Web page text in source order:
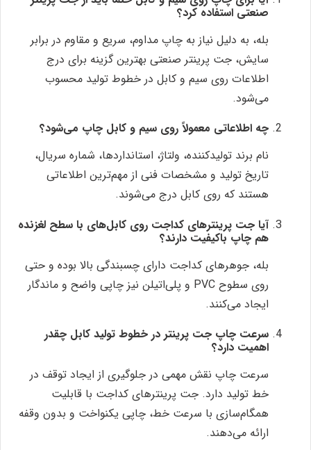
صنعتی استفاده کرد؟
بله، به دلیل نیاز به چاپ مداوم، سریع و مقاوم در برابر
سایش، جت پرینتر صنعتی بهترین گزینه برای درج
اطلاعات روی سیم و کابل در خطوط تولید محسوب
می‌شود.
چه اطلاعاتی معمولاً روی سیم و کابل چاپ می‌شود؟
نام برند تولیدکننده، ولتاژ، استانداردها، شماره سریال،
تاریخ تولید و مشخصات فنی از مهم‌ترین اطلاعاتی
هستند که روی کابل درج می‌شوند.
آیا جت پرینترهای کداجت روی کابل‌های با سطح لغزنده
هم چاپ باکیفیت دارند؟
بله، جوهرهای کداجت دارای چسبندگی بالا بوده و حتی
روی سطوح PVC و پلی‌اتیلن نیز چاپی واضح و ماندگار
ایجاد می‌کنند.
سرعت چاپ جت پرینتر در خطوط تولید کابل چقدر
اهمیت دارد؟
سرعت چاپ نقش مهمی در جلوگیری از ایجاد توقف در
خط تولید دارد. جت پرینترهای کداجت با قابلیت
همگام‌سازی با سرعت خط، چاپی یکنواخت و بدون وقفه
ارائه می‌دهند.